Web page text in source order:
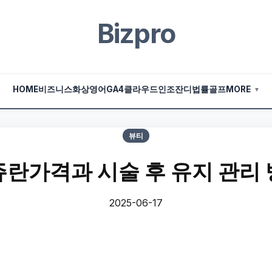
Bizpro
HOME비즈니스화상영어 GA4클라우드인조잔디 법률골프MORE ▼
뷰티
란가격과 시술 후 유지 관리
2025-06-17